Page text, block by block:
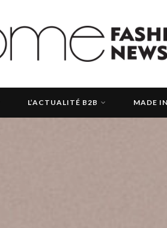
L’ACTUALITÉ B2B MADE